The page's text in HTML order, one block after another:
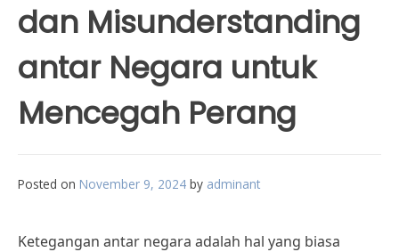
dan Misunderstanding
antar Negara untuk
Mencegah Perang
Posted on November 9, 2024 by adminant
Ketegangan antar negara adalah hal yang biasa